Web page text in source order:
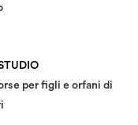
per figli e orfani di